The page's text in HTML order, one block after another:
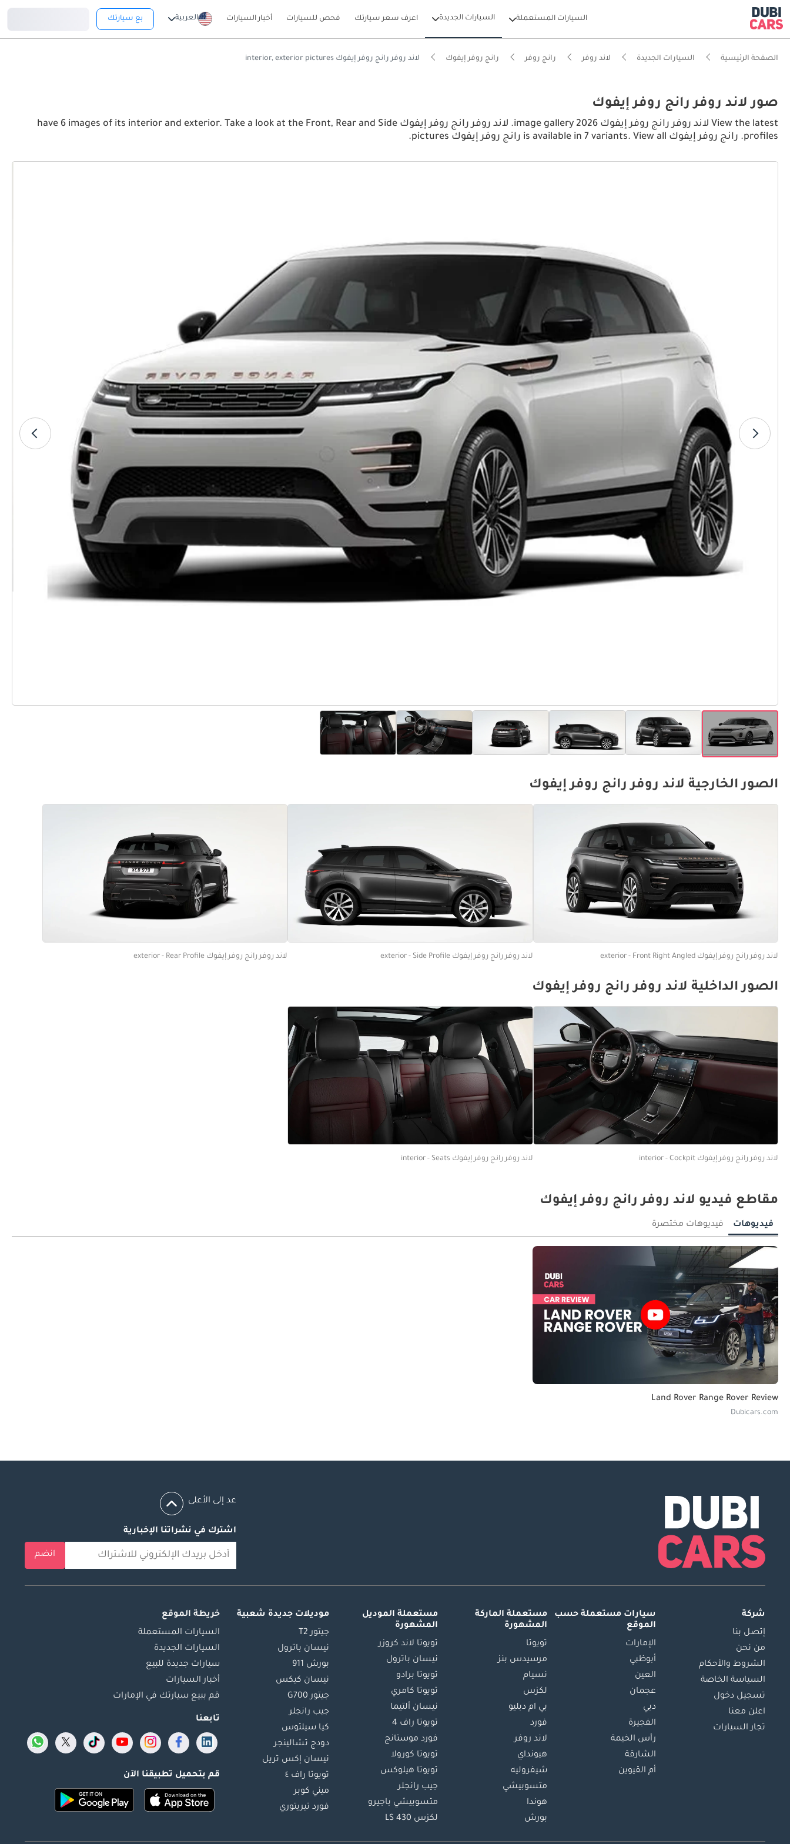
السيارات المستعملة السيارات الجديدة اعرف سعر سيارتك فحص للسيارات أخبار السيارات العربية بع سيارتك
الصفحة الرئيسية السيارات الجديدة لاند روفر رانج روفر رانج روفر إيفوك لاند روفر رانج روفر إيفوك interior, exterior pictures
صور لاند روفر رانج روفر إيفوك
View the latest لاند روفر رانج روفر إيفوك 2026 image gallery. لاند روفر رانج روفر إيفوك have 6 images of its interior and exterior. Take a look at the Front, Rear and Side
profiles. رانج روفر إيفوك is available in 7 variants. View all رانج روفر إيفوك pictures.
الصور الخارجية لاند روفر رانج روفر إيفوك
لاند روفر رانج روفر إيفوك exterior - Front Right Angled لاند روفر رانج روفر إيفوك exterior - Side Profile لاند روفر رانج روفر إيفوك exterior - Rear Profile
الصور الداخلية لاند روفر رانج روفر إيفوك
لاند روفر رانج روفر إيفوك interior - Cockpit لاند روفر رانج روفر إيفوك interior - Seats
مقاطع فيديو لاند روفر رانج روفر إيفوك
فيديوهات فيديوهات مختصرة
Land Rover Range Rover Review
Dubicars.com
عد إلى الأعلى
اشترك في نشراتنا الإخبارية
انضم
شركة
إتصل بنا
من نحن
الشروط والأحكام
السياسة الخاصة
تسجيل دخول
اعلن معنا
تجار السيارات
سيارات مستعملة حسب
الموقع
الإمارات
أبوظبي
العين
عجمان
دبي
الفجيرة
رأس الخيمة
الشارقة
أم القيوين
مستعملة الماركة
المشهورة
تويوتا
مرسيدس بنز
نسيام
لكزس
بي ام دبليو
فورد
لاند روفر
هيونداي
شيفروليه
متسوبيشي
هوندا
بورش
مستعملة الموديل
المشهورة
تويوتا لاند كروزر
نيسان باترول
تويوتا برادو
تويوتا كامري
نيسان ألتيما
تويوتا راف 4
فورد موستانج
تويوتا كورولا
تويوتا هيلوكس
جيب رانجلر
متسوبيشي باجيرو
لكزس LS 430
موديلات جديدة شعبية
جيتور T2
نيسان باترول
بورش 911
نيسان كيكس
جيتور G700
جيب رانجلر
كيا سيلتوس
دودج تشالينجر
نيسان إكس تريل
تويوتا راف ٤
ميني كوبر
فورد تيريتوري
خريطة الموقع
السيارات المستعملة
السيارات الجديدة
سيارات جديدة للبيع
أخبار السيارات
قم ببيع سيارتك في الإمارات
تابعنا
قم بتحميل تطبيقنا الآن